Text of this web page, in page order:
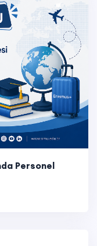
Personel